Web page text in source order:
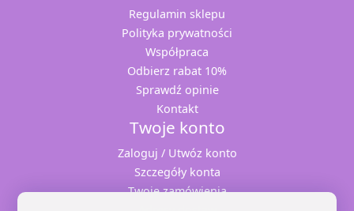
Regulamin sklepu
Polityka prywatności
Współpraca
Odbierz rabat 10%
Sprawdź opinie
Kontakt
Twoje konto
Zaloguj / Utwóz konto
Szczegóły konta
Twoje zamówienia